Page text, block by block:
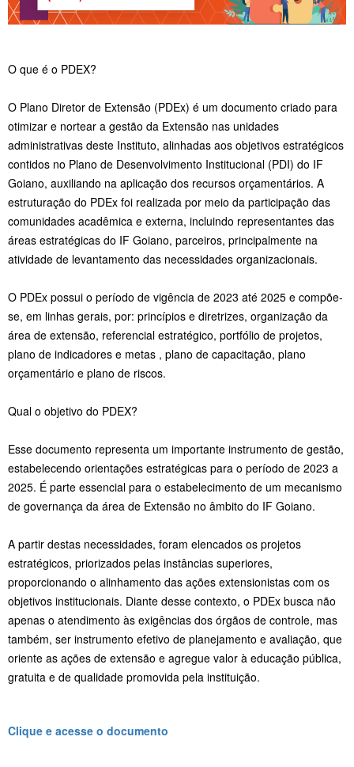
O que é o PDEX?
O Plano Diretor de Extensão (PDEx) é um documento criado para
otimizar e nortear a gestão da Extensão nas unidades
administrativas deste Instituto, alinhadas aos objetivos estratégicos
contidos no Plano de Desenvolvimento Institucional (PDI) do IF
Goiano, auxiliando na aplicação dos recursos orçamentários. A
estruturação do PDEx foi realizada por meio da participação das
comunidades acadêmica e externa, incluindo representantes das
áreas estratégicas do IF Goiano, parceiros, principalmente na
atividade de levantamento das necessidades organizacionais.
O PDEx possui o período de vigência de 2023 até 2025 e compõe-
se, em linhas gerais, por: princípios e diretrizes, organização da
área de extensão, referencial estratégico, portfólio de projetos,
plano de indicadores e metas , plano de capacitação, plano
orçamentário e plano de riscos.
Qual o objetivo do PDEX?
Esse documento representa um importante instrumento de gestão,
estabelecendo orientações estratégicas para o período de 2023 a
2025. É parte essencial para o estabelecimento de um mecanismo
de governança da área de Extensão no âmbito do IF Goiano.
A partir destas necessidades, foram elencados os projetos
estratégicos, priorizados pelas instâncias superiores,
proporcionando o alinhamento das ações extensionistas com os
objetivos institucionais. Diante desse contexto, o PDEx busca não
apenas o atendimento às exigências dos órgãos de controle, mas
também, ser instrumento efetivo de planejamento e avaliação, que
oriente as ações de extensão e agregue valor à educação pública,
gratuita e de qualidade promovida pela instituição.
Clique e acesse o documento